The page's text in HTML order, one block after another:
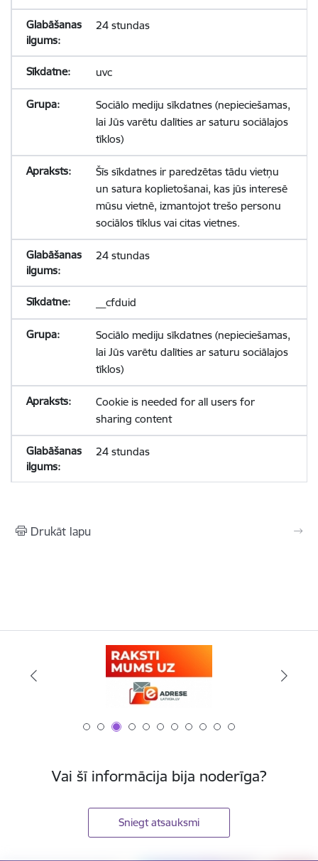
24 stundas
uvc
Sociālo mediju sīkdatnes (nepieciešamas,
lai Jūs varētu dalīties ar saturu sociālajos
tīklos)
Šīs sīkdatnes ir paredzētas tādu vietņu
un satura koplietošanai, kas jūs interesē
mūsu vietnē, izmantojot trešo personu
sociālos tīklus vai citas vietnes.
24 stundas
__cfduid
Sociālo mediju sīkdatnes (nepieciešamas,
lai Jūs varētu dalīties ar saturu sociālajos
tīklos)
Cookie is needed for all users for
sharing content
24 stundas
Drukāt lapu
Vai šī informācija bija noderīga?
Sniegt atsauksmi